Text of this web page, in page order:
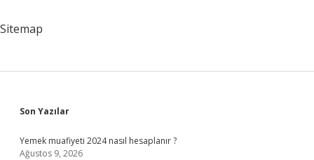
Sitemap
Sidebar
Son Yazılar
Yemek muafiyeti 2024 nasıl hesaplanır ?
Ağustos 9, 2026